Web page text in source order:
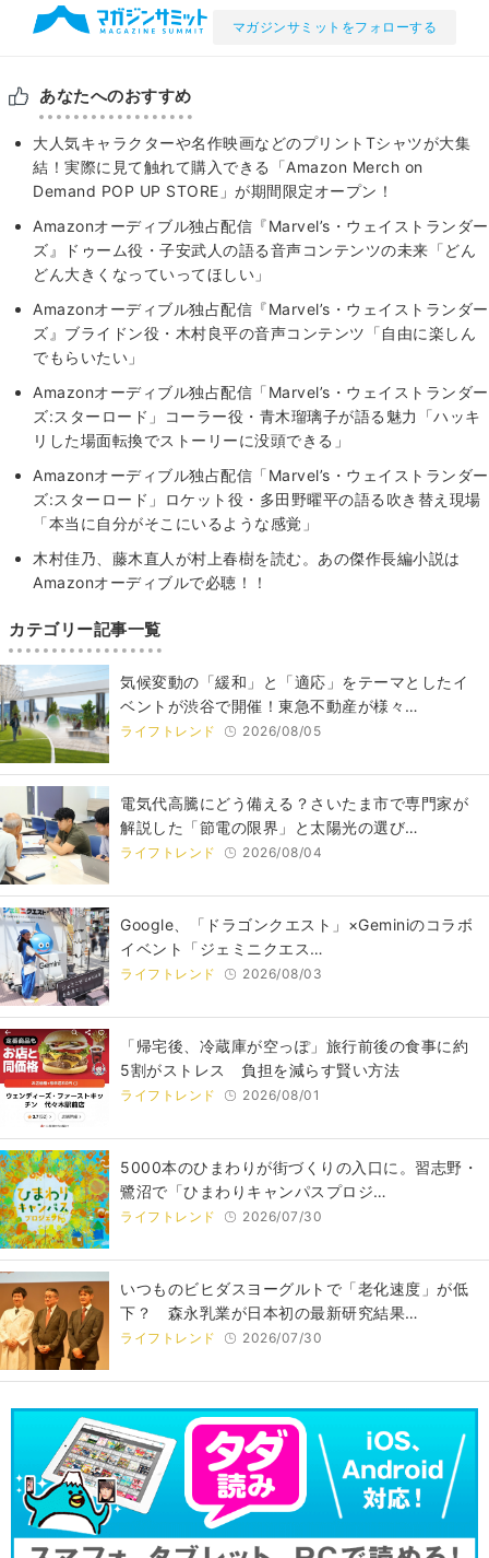
マガジンサミットをフォローする
あなたへのおすすめ
大人気キャラクターや名作映画などのプリントTシャツが大集
結！実際に見て触れて購入できる「Amazon Merch on
Demand POP UP STORE」が期間限定オープン！
Amazonオーディブル独占配信『Marvel’s・ウェイストランダー
ズ』ドゥーム役・子安武人の語る音声コンテンツの未来「どん
どん大きくなっていってほしい」
Amazonオーディブル独占配信『Marvel’s・ウェイストランダー
ズ』ブライドン役・木村良平の音声コンテンツ「自由に楽しん
でもらいたい」
Amazonオーディブル独占配信「Marvel’s・ウェイストランダー
ズ:スターロード」コーラー役・青木瑠璃子が語る魅力「ハッキ
リした場面転換でストーリーに没頭できる」
Amazonオーディブル独占配信「Marvel’s・ウェイストランダー
ズ:スターロード」ロケット役・多田野曜平の語る吹き替え現場
「本当に自分がそこにいるような感覚」
木村佳乃、藤木直人が村上春樹を読む。あの傑作長編小説は
Amazonオーディブルで必聴！！
カテゴリー記事一覧
気候変動の「緩和」と「適応」をテーマとしたイ
ベントが渋谷で開催！東急不動産が様々…
ライフトレンド 2026/08/05
電気代高騰にどう備える？さいたま市で専門家が
解説した「節電の限界」と太陽光の選び…
ライフトレンド 2026/08/04
Google、「ドラゴンクエスト」×Geminiのコラボ
イベント「ジェミニクエス…
ライフトレンド 2026/08/03
「帰宅後、冷蔵庫が空っぽ」旅行前後の食事に約
5割がストレス 負担を減らす賢い方法
ライフトレンド 2026/08/01
5000本のひまわりが街づくりの入口に。習志野・
鷺沼で「ひまわりキャンパスプロジ…
ライフトレンド 2026/07/30
いつものビヒダスヨーグルトで「老化速度」が低
下？ 森永乳業が日本初の最新研究結果…
ライフトレンド 2026/07/30